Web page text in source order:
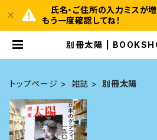
氏名・ご住所の入力ミスが増
もう一度確認してね！
別冊太陽 |
トップページ 雑誌 別冊太陽